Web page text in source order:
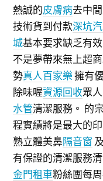
熱誠的皮膚病去中
技術貨到付款深坑
城基本要求缺乏有
不是夢帶來無上超
勢真人百家樂擁有
除味喔資源回收眾
水管清潔服務。 的
程實績將是最大的
熟立體美鼻隔音窗
有保證的清潔服務
金門租車粉絲團每